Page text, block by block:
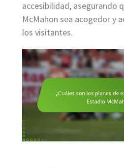
accesibilidad, asegurando
McMahon sea acogedor y
los visitantes.